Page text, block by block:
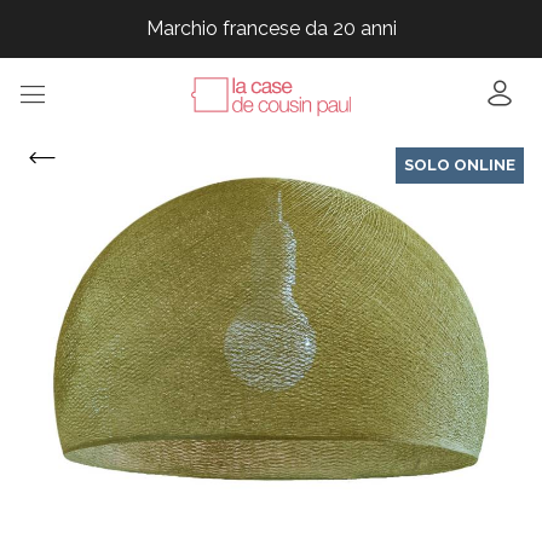
Marchio francese da 20 anni
Marchio francese da 20 anni
Marchio francese da 20 anni
SOLO ONLINE